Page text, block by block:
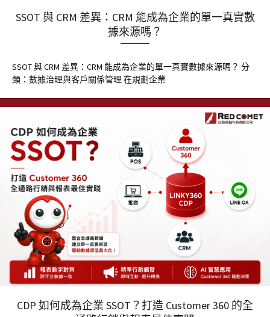
SSOT 與 CRM 差異：CRM 能成為企業的單一真實數
據來源嗎？
SSOT 與 CRM 差異：CRM 能成為企業的單一真實數據來源嗎？ 分
類：數據治理與客戶關係管理 在規劃企業
CDP 如何成為企業 SSOT？打造 Customer 360 的全